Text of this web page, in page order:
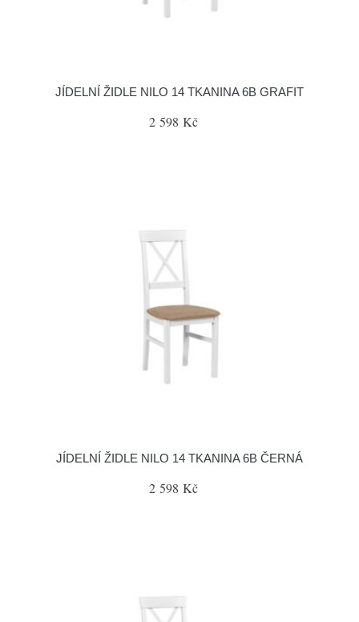
JÍDELNÍ ŽIDLE NILO 14 TKANINA 6B GRAFIT
2 598 Kč
JÍDELNÍ ŽIDLE NILO 14 TKANINA 6B ČERNÁ
2 598 Kč